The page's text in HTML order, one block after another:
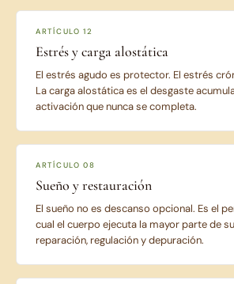
ARTÍCULO 12
Estrés y carga alostática
El estrés agudo es protector. El estrés
La carga alostática es el desgaste
activación que nunca se completa.
ARTÍCULO 08
Sueño y restauración
El sueño no es descanso opcional. Es el
cual el cuerpo ejecuta la mayor parte de
reparación, regulación y depuración.